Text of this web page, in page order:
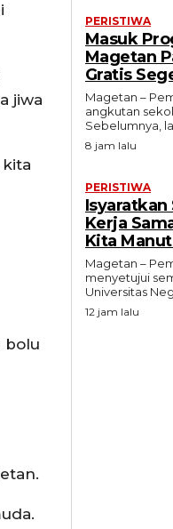
jiwa
bolu
PERISTIWA
Masuk
Magetan
Gratis
Magetan –
angkutan
Sebelumnya,
8 jam lalu
PERISTIWA
Kerja
Kita
Magetan –
menyetujui
Universitas
12 jam lalu